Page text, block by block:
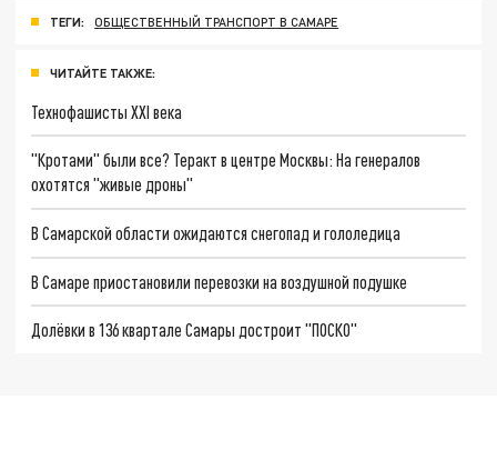
ТЕГИ: ОБЩЕСТВЕННЫЙ ТРАНСПОРТ В САМАРЕ
ЧИТАЙТЕ ТАКЖЕ:
Технофашисты XXI века
"Кротами" были все? Теракт в центре Москвы: На генералов
охотятся "живые дроны"
В Самарской области ожидаются снегопад и гололедица
В Самаре приостановили перевозки на воздушной подушке
Долёвки в 136 квартале Самары достроит "ПОСКО"